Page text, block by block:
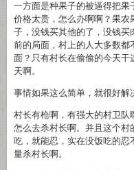
一方面是种果子的被逼得把果
价格太贵，怎么办啊啊？果
子，没钱买其他的了，没钱买
前的局面，村上的人大多数都
面？只有村长在偷偷的今天干
天啊。
事情如果这么简单，就很好解
村长有枪啊，有强大的村卫队
怎么去杀村长啊。并且这个村
吃，就能忍，实在没饭吃的
量杀村长啊。